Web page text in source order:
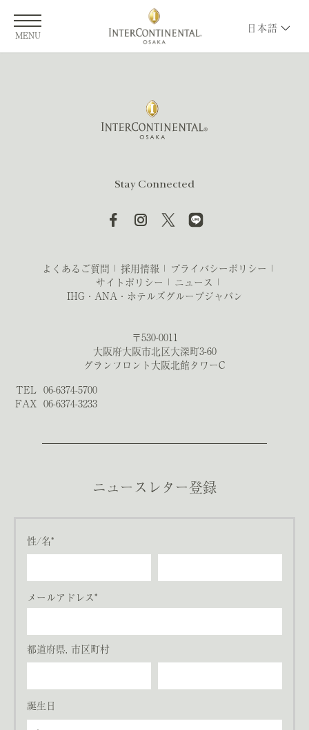
MENU
日本語
Stay Connected
よくあるご質問 採用情報
プライバシーポリシー
サイトポリシー
ニュース
IHG・ANA・ホテルズグループジャパン
〒530-0011
大阪府大阪市北区大深町3-60
グランフロント大阪北館タワーC
TEL 06-6374-5700
FAX 06-6374-3233
ニュースレター登録
性/名*
メールアドレス*
都道府県, 市区町村
誕生日